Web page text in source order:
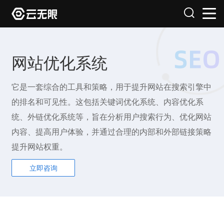
网站优化系统
它是一套综合的工具和策略，用于提升网站在搜索引擎中
的排名和可见性。这包括关键词优化系统、内容优化系
统、外链优化系统等，旨在分析用户搜索行为、优化网站
内容、提高用户体验，并通过合理的内部和外部链接策略
提升网站权重。
立即咨询